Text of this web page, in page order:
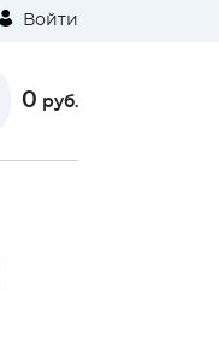
Войти
0 руб.